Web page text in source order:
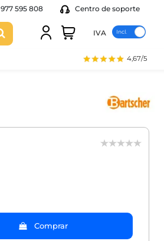
977 595 808 Centro de soporte
IVA
4,67/5
Comprar